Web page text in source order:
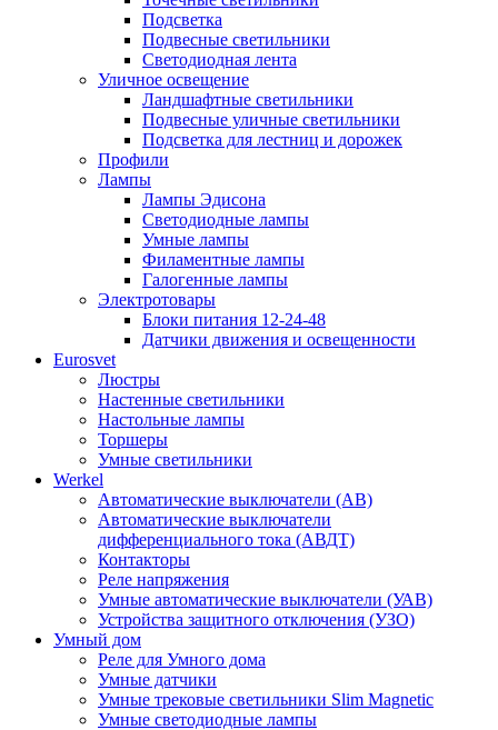
Подсветка
Подвесные светильники
Светодиодная лента
Уличное освещение
Ландшафтные светильники
Подвесные уличные светильники
Подсветка для лестниц и дорожек
Профили
Лампы
Лампы Эдисона
Светодиодные лампы
Умные лампы
Филаментные лампы
Галогенные лампы
Электротовары
Блоки питания 12-24-48
Датчики движения и освещенности
Eurosvet
Люстры
Настенные светильники
Настольные лампы
Торшеры
Умные светильники
Werkel
Автоматические выключатели (АВ)
Автоматические выключатели
дифференциального тока (АВДТ)
Контакторы
Реле напряжения
Умные автоматические выключатели (УАВ)
Устройства защитного отключения (УЗО)
Умный дом
Реле для Умного дома
Умные датчики
Умные трековые светильники Slim Magnetic
Умные светодиодные лампы